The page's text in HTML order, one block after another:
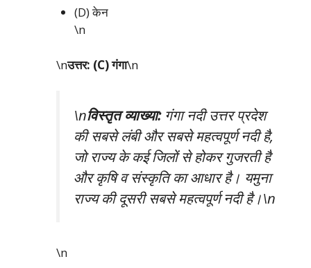
(D) केन
\n
\nउत्तर: (C) गंगा\n
\nविस्तृत व्याख्या:गंगा नदी उत्तर प्रदेश
की सबसे लंबी और सबसे महत्वपूर्ण नदी है,
जो राज्य के कई जिलों से होकर गुजरती है
और कृषि व संस्कृति का आधार है। यमुना
राज्य की दूसरी सबसे महत्वपूर्ण नदी है।\n
\n